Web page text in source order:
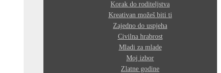
Korak do roditeljstva
Kreativan možeš biti ti
Zajedno do uspjeha
Civilna hrabrost
Mladi za mlade
Moj izbor
Zlatne godine